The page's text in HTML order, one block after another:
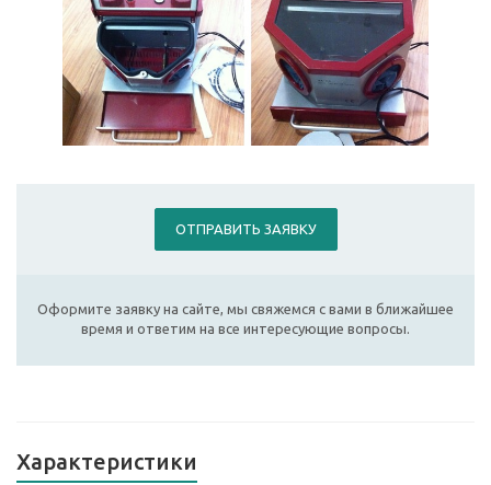
ОТПРАВИТЬ ЗАЯВКУ
Оформите заявку на сайте, мы свяжемся с вами в ближайшее
время и ответим на все интересующие вопросы.
Характеристики